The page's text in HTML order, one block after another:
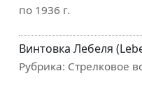
по 1936 г.
Винтовка Лебеля
Рубрика: Стрелковое